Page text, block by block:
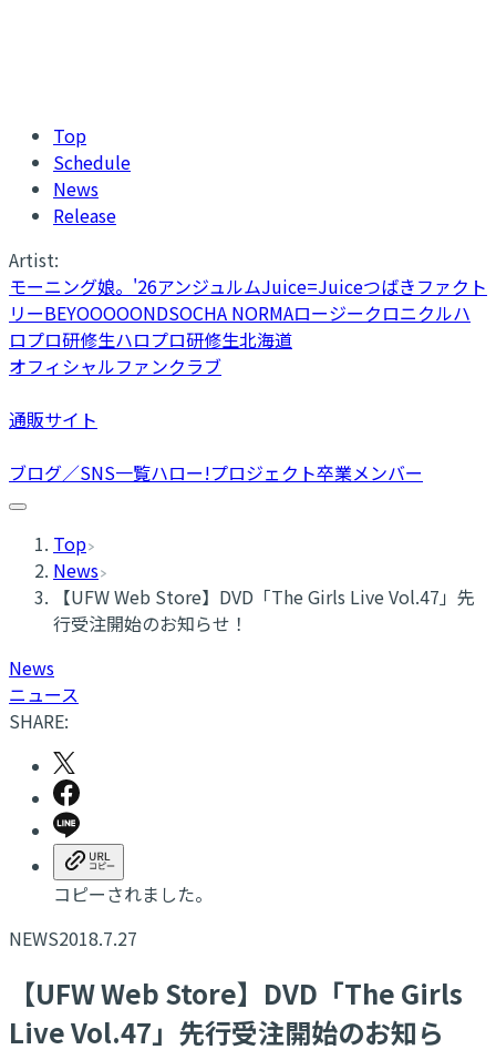
Top
Schedule
News
Release
Artist:
モーニング娘。'26アンジュルムJuice=Juiceつばきファクト
リーBEYOOOOONDSOCHA NORMAロージークロニクルハ
ロプロ研修生ハロプロ研修生北海道
オフィシャルファンクラブ
通販サイト
ブログ／SNS一覧ハロー!プロジェクト卒業メンバー
Top
News
【UFW Web Store】DVD「The Girls Live Vol.47」先
行受注開始のお知らせ！
News
ニュース
SHARE:
コピーされました。
NEWS2018.7.27
【UFW Web Store】DVD「The Girls
Live Vol.47」先行受注開始のお知ら